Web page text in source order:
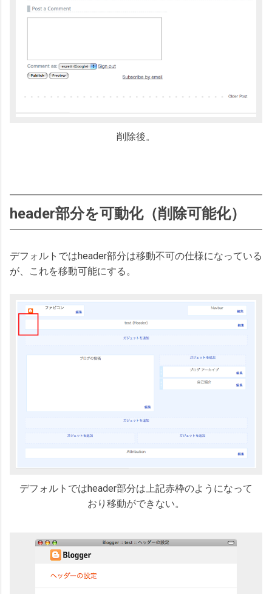
削除後。
header部分を可動化（削除可能化）
デフォルトではheader部分は移動不可の仕様になっている
が、これを移動可能にする。
デフォルトではheader部分は上記赤枠のようになって
おり移動ができない。